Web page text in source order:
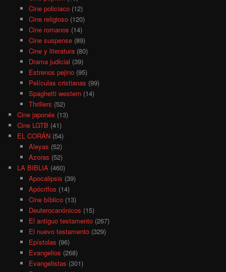
Cine policiaco(12)
Cine religioso(120)
Cine romanos (14)
Cine suspense(89)
Cine y literatura(80)
Drama judicial (39)
Estrenos pejino(95)
Películas cristianas (99)
Spaghetti western(14)
Thrillers (52)
Cine japonés (13)
Cine LGTB (41)
EL CORÁN (54)
Aleyas (52)
Azoras (52)
LA BIBLIA (460)
Apocalipsis (39)
Apócrifos (14)
Cine bíblico(13)
Deuterocanónicos (15)
El antiguo testamento(267)
El nuevo testamento(329)
Epístolas (96)
Evangelios (268)
Evangelistas (301)